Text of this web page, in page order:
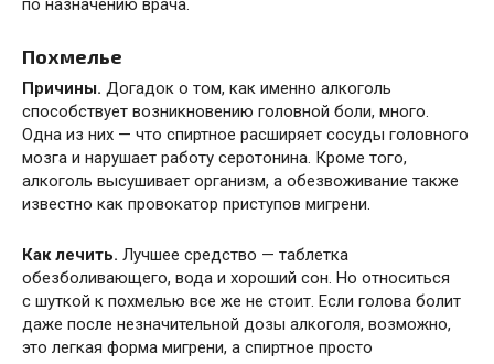
по назначению врача.
Похмелье
Причины. Догадок о том, как именно алкоголь
способствует возникновению головной боли, много.
Одна из них — что спиртное расширяет сосуды головного
мозга и нарушает работу серотонина. Кроме того,
алкоголь высушивает организм, а обезвоживание также
известно как провокатор приступов мигрени.
Как лечить. Лучшее средство — таблетка
обезболивающего, вода и хороший сон. Но относиться
с шуткой к похмелью все же не стоит. Если голова болит
даже после незначительной дозы алкоголя, возможно,
это легкая форма мигрени, а спиртное просто